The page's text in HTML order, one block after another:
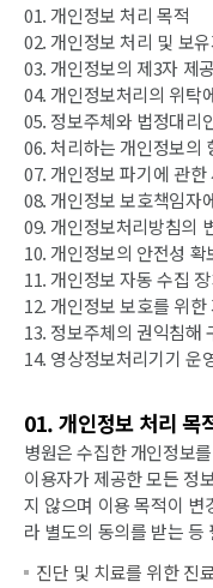
01. 개인정보 처리 목적
02. 개인정보 처리 및 보
03. 개인정보의 제3자 제
04. 개인정보처리의 위탁
05. 정보주체와 법정대리
06. 처리하는 개인정보의
07. 개인정보 파기에 관한
08. 개인정보 보호책임자
09. 개인정보처리방침의
10. 개인정보의 안전성
11. 개인정보 자동 수집
12. 개인정보 보호를 위
13. 정보주체의 권익침해
14. 영상정보처리기기 운
01. 개인정보 처리 목
병원은 수집한 개인정보
이용자가 제공한 모든 정
지 않으며 이용 목적이 변
라 별도의 동의를 받는 등
진단 및 치료를 위한 진